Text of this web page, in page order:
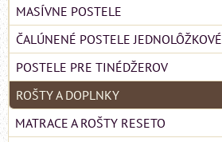
MASÍVNE POSTELE
ČALÚNENÉ POSTELE JEDNOLÔŽKOVÉ
POSTELE PRE TINÉDŽEROV
ROŠTY A DOPLNKY
MATRACE A ROŠTY RESETO